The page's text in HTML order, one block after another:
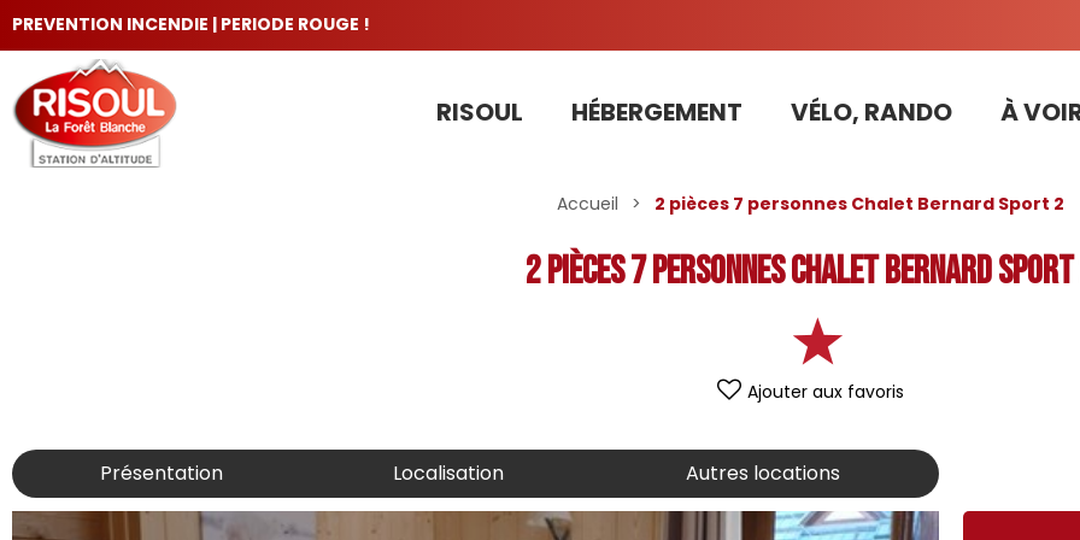
PREVENTION INCENDIE | PERIODE ROUGE !
RISOUL HÉBERGEMENT VÉLO, RANDO À
Accueil > 2 pièces 7 personnes Chalet Bernard Sport 2
2 pièces 7 personnes Chalet Bernard
Ajouter aux favoris
Présentation Localisation Autres locations